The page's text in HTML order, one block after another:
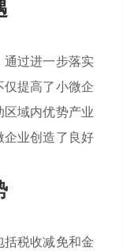
通过进一步落实
提高了小微企
域内优势产业
企业创造了良好
税收减免和金